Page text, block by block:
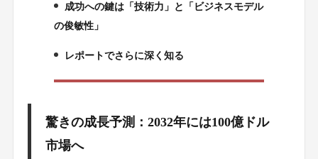
4.
成功への鍵は「技術力」と「ビジネスモデル
の俊敏性」
レポートでさらに深く知る
驚きの成長予測：2032年には100億ドル
市場へ